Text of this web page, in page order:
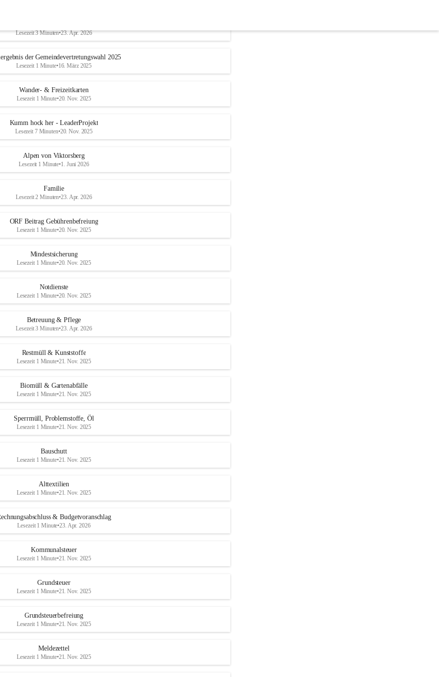
Lesezeit 3 Minuten•23. Apr. 2026
der Gemeindevertretungswahl 2025
Lesezeit 1 Minute•16. März 2025
Wander- & Freizeitkarten
Lesezeit 1 Minute•20. Nov. 2025
Kumm hock her - LeaderProjekt
Lesezeit 7 Minuten•20. Nov. 2025
Alpen von Viktorsberg
Lesezeit 1 Minute•1. Juni 2026
Familie
Lesezeit 2 Minuten•23. Apr. 2026
ORF Beitrag Gebührenbefreiung
Lesezeit 1 Minute•20. Nov. 2025
Mindestsicherung
Lesezeit 1 Minute•20. Nov. 2025
Notdienste
Lesezeit 1 Minute•20. Nov. 2025
Betreuung & Pflege
Lesezeit 3 Minuten•23. Apr. 2026
Restmüll & Kunststoffe
Lesezeit 1 Minute•21. Nov. 2025
Biomüll & Gartenabfälle
Lesezeit 1 Minute•21. Nov. 2025
Sperrmüll, Problemstoffe, Öl
Lesezeit 1 Minute•21. Nov. 2025
Bauschutt
Lesezeit 1 Minute•21. Nov. 2025
Alttextilien
Lesezeit 1 Minute•21. Nov. 2025
& Budgetvoranschlag
Lesezeit 1 Minute•23. Apr. 2026
Kommunalsteuer
Lesezeit 1 Minute•21. Nov. 2025
Grundsteuer
Lesezeit 1 Minute•21. Nov. 2025
Grundsteuerbefreiung
Lesezeit 1 Minute•21. Nov. 2025
Meldezettel
Lesezeit 1 Minute•21. Nov. 2025